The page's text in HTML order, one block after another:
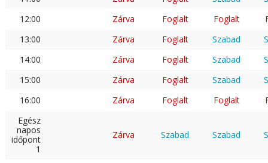
12:00
Zárva Foglalt Foglalt
13:00
Zárva Foglalt Szabad
14:00
Zárva Foglalt Szabad
15:00
Zárva Foglalt Szabad
16:00
Zárva Foglalt Foglalt
Egész
napos
időpont
1
Zárva Szabad Szabad